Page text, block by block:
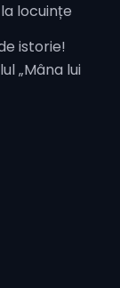
locuințe
istorie!
„Mâna lui